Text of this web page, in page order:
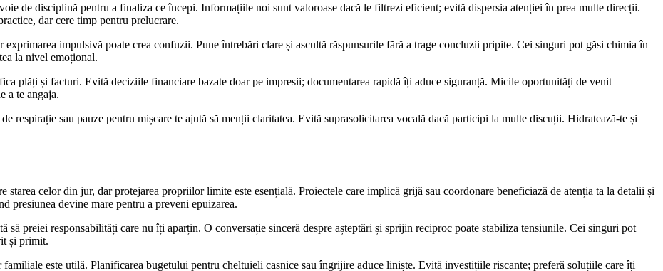
de disciplină pentru a finaliza ce începi. Informațiile noi sunt valoroase dacă le filtrezi eficient; evită dispersia atenției în prea multe direcții.
dar cere timp pentru prelucrare.
exprimarea impulsivă poate crea confuzii. Pune întrebări clare și ascultă răspunsurile fără a trage concluzii pripite. Cei singuri pot găsi chimia în
la nivel emoțional.
plăți și facturi. Evită deciziile financiare bazate doar pe impresii; documentarea rapidă îți aduce siguranță. Micile oportunități de venit
a te angaja.
respirație sau pauze pentru mișcare te ajută să menții claritatea. Evită suprasolicitarea vocală dacă participi la multe discuții. Hidratează-te și
starea celor din jur, dar protejarea propriilor limite este esențială. Proiectele care implică grijă sau coordonare beneficiază de atenția ta la detalii și
presiunea devine mare pentru a preveni epuizarea.
să preiei responsabilități care nu îți aparțin. O conversație sinceră despre așteptări și sprijin reciproc poate stabiliza tensiunile. Cei singuri pot
și primit.
este utilă. Planificarea bugetului pentru cheltuieli casnice sau îngrijire aduce liniște. Evită investițiile riscante; preferă soluțiile care îți